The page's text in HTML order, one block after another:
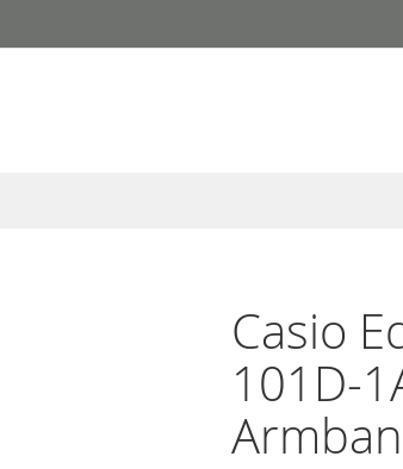
Casio
101D-